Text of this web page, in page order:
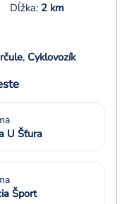
Dĺžka: 2 km
, Cyklovozík
U Šťura
Šport